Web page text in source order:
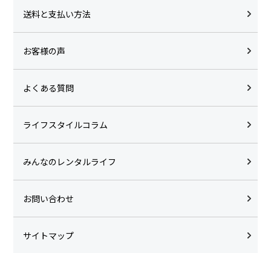
送料と支払い方法
お客様の声
よくある質問
ライフスタイルコラム
みんなのレンタルライフ
お問い合わせ
サイトマップ